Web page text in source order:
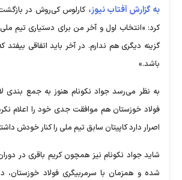
به گزارش آفتاب نیوز، کارلوس کی‌روش در بازگشت
کرد: «انتخاب اول و آخر من برای دستیاری تیم
گزینه دیگری هم ندارم. در آخر باید اتفاقی
باشد.»
به نظر می‌رسد جواد نکونام هنوز به جمع بندی
فولاد خوزستان هم موافقت جدی خود را اعلام
اصرار دارد کاپیتان سابق تیم ملی را کنار خودش
شاید جواد نکونام نیز همچون کریم باقری در
شده و همزمان با سرمربیگری فولاد خوزستان،